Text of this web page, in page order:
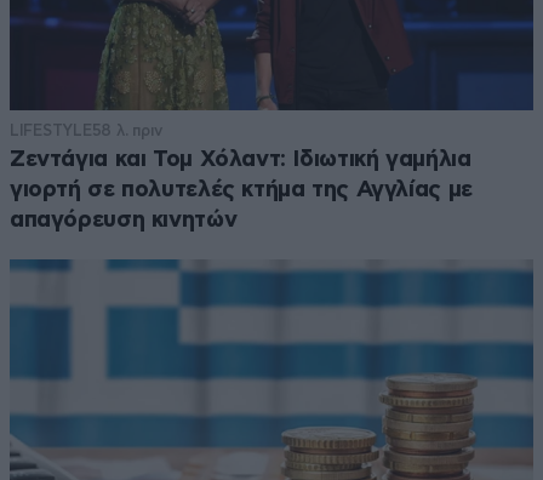
LIFESTYLE58 λ. πριν
Ζεντάγια και Τομ Χόλαντ: Ιδιωτική γαμήλια
γιορτή σε πολυτελές κτήμα της Αγγλίας με
απαγόρευση κινητών